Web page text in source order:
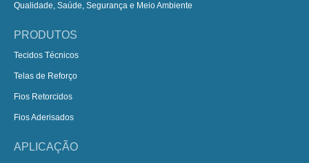
Qualidade, Saúde, Segurança e Meio Ambiente
PRODUTOS
Tecidos Técnicos
Telas de Reforço
Fios Retorcidos
Fios Aderisados
APLICAÇÃO